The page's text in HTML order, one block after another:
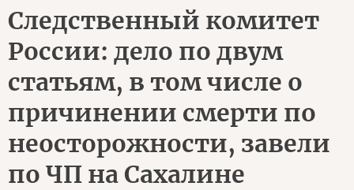
Следственный комитет
России: дело по двум
статьям, в том числе о
причинении смерти по
неосторожности, завели
по ЧП на Сахалине